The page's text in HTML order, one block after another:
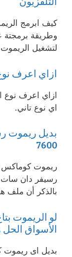
كيف ابرمج
وطريقة برمجتة
لتشغيل
ازاي اعرف
ازاي اعرف نوع
اي نوع تاني.
7600
بالذكر أن ملف
لو الريموت
الأسواق الحل
بديل اى ريموت